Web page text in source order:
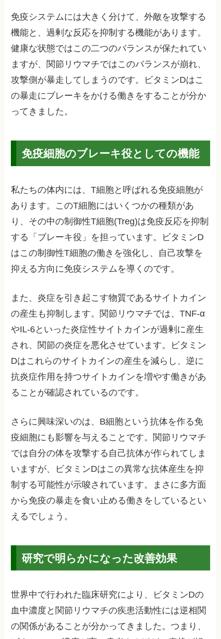
免疫システムには大きく分けて、外敵を攻撃する
機能と、過剰な反応を抑制する機能があります。
健康な状態ではこの二つのバランスが保たれてい
ますが、関節リウマチではこのバランスが崩れ、
攻撃側が暴走してしまうのです。ビタミンDはこ
の暴走にブレーキをかける働きをすることが分か
ってきました。
免疫細胞のブレーキ役としての機能
私たちの体内には、T細胞と呼ばれる免疫細胞が
あります。このT細胞にはいくつかの種類があ
り、その中の制御性T細胞(Treg)は免疫反応を抑制
する「ブレーキ役」を担っています。ビタミンD
はこの制御性T細胞の働きを強化し、自己攻撃を
抑える方向に免疫システムを導くのです。
また、炎症を引き起こす物質であるサイトカイン
の産生も抑制します。関節リウマチでは、TNF-α
やIL-6といった炎症性サイトカインが過剰に産生
され、関節の炎症を悪化させています。ビタミン
Dはこれらのサイトカインの産生を減らし、逆に
抗炎症作用を持つサイトカインを増やす働きがあ
ることが確認されているのです。
さらに興味深いのは、B細胞という抗体を作る免
疫細胞にも影響を与えることです。関節リウマチ
では自分の体を攻撃する自己抗体が作られてしま
いますが、ビタミンDはこの異常な抗体産生を抑
制する可能性が示唆されています。まさに多方面
から免疫の暴走を食い止める働きをしているとい
えるでしょう。
研究で明らかになった改善効果
世界中で行われた臨床研究により、ビタミンDの
血中濃度と関節リウマチの疾患活動性には逆相関
の関係があることが分かってきました。つまり、